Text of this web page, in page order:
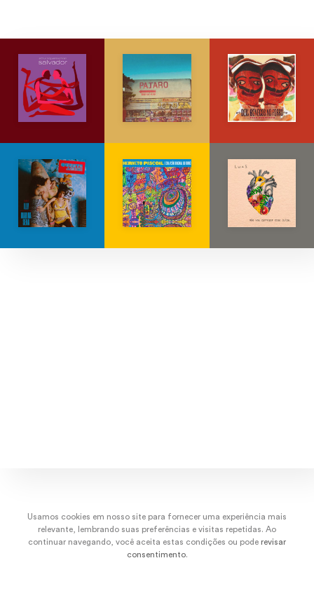
Usamos cookies em nosso site para fornecer uma experiência mais
relevante, lembrando suas preferências e visitas repetidas. Ao
continuar navegando, você aceita estas condições ou pode revisar
consentimento.